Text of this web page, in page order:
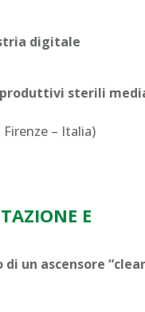
digitale
produttivi sterili
– Italia)
E
un ascensore